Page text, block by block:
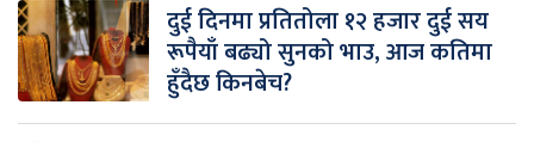
दुई दिनमा प्रतितोला १२ हजार दुई सय
रूपैयाँ बढ्यो सुनको भाउ, आज कतिमा
हुँदैछ किनबेच?